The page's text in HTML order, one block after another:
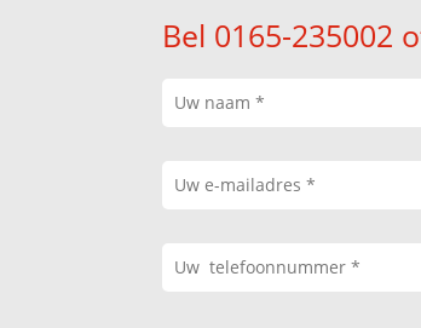
Bel 0165-235002